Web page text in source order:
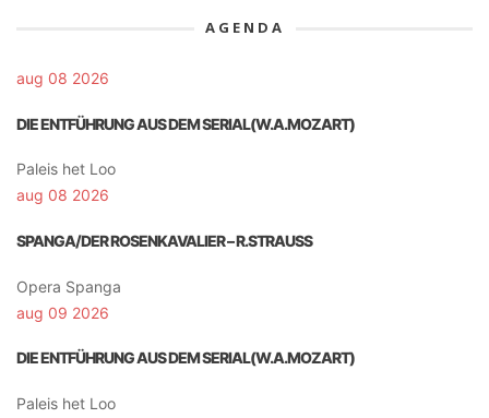
AGENDA
aug 08 2026
DIE ENTFÜHRUNG AUS DEM SERIAL(W.A.MOZART)
Paleis het Loo
aug 08 2026
SPANGA/DER ROSENKAVALIER – R.STRAUSS
Opera Spanga
aug 09 2026
DIE ENTFÜHRUNG AUS DEM SERIAL(W.A.MOZART)
Paleis het Loo